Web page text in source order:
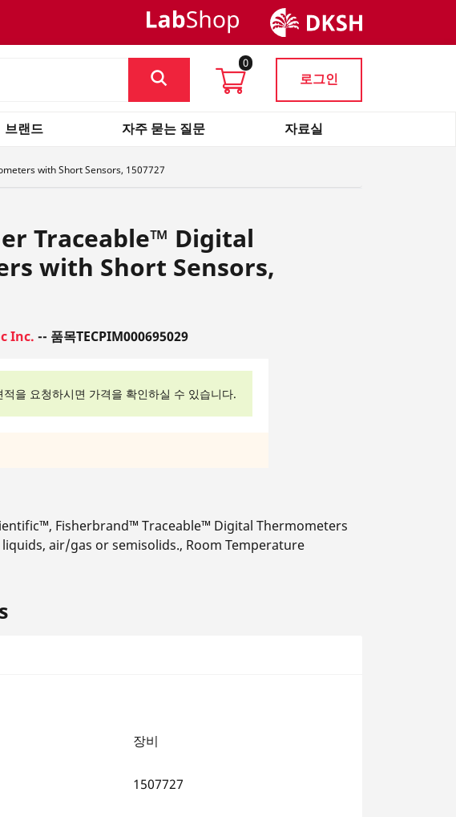
0
로그인
브랜드 자주 묻는 질문 자료실
with Short Sensors, 1507727
Traceable™ Digital
with Short Sensors,
Inc. -- 품목TECPIM000695029
을 요청하시면 가격을 확인하실 수 있습니다.
Fisherbrand™ Traceable™ Digital Thermometers
air/gas or semisolids., Room Temperature
장비
1507727